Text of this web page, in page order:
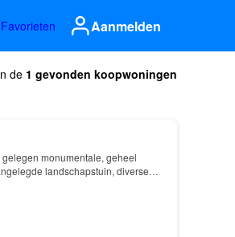
Favorieten Aanmelden
de 1 gevonden koopwoningen
monumentale, geheel
landschapstuin, diverse
zwembad met een…